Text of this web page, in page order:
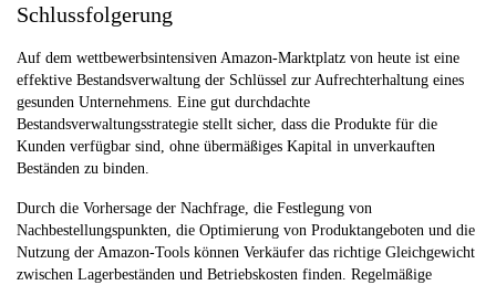
Schlussfolgerung
Auf dem wettbewerbsintensiven Amazon-Marktplatz von heute ist eine
effektive Bestandsverwaltung der Schlüssel zur Aufrechterhaltung eines
gesunden Unternehmens. Eine gut durchdachte
Bestandsverwaltungsstrategie stellt sicher, dass die Produkte für die
Kunden verfügbar sind, ohne übermäßiges Kapital in unverkauften
Beständen zu binden.
Durch die Vorhersage der Nachfrage, die Festlegung von
Nachbestellungspunkten, die Optimierung von Produktangeboten und die
Nutzung der Amazon-Tools können Verkäufer das richtige Gleichgewicht
zwischen Lagerbeständen und Betriebskosten finden. Regelmäßige